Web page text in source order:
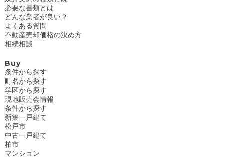
必要な書類とは
どんな業者が良い？
よくある質問
不動産売却価格の決め方
相続相談
Buy
条件から探す
町名から探す
学区から探す
現地販売会情報
条件から探す
新築一戸建て
松戸市
中古一戸建て
柏市
マンション